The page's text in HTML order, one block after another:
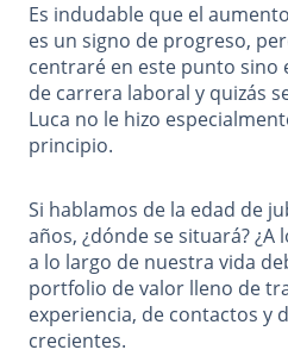
Es indudable que el
es un signo de progreso,
centraré en este punto sino
de carrera laboral y quizás
Luca no le hizo
principio.
Si hablamos de la edad de
años, ¿dónde se situará? ¿A
a lo largo de nuestra vida
portfolio de valor lleno de
experiencia, de contactos y
crecientes.